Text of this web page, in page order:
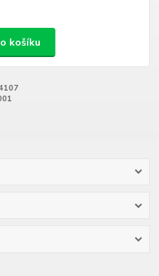
košíku